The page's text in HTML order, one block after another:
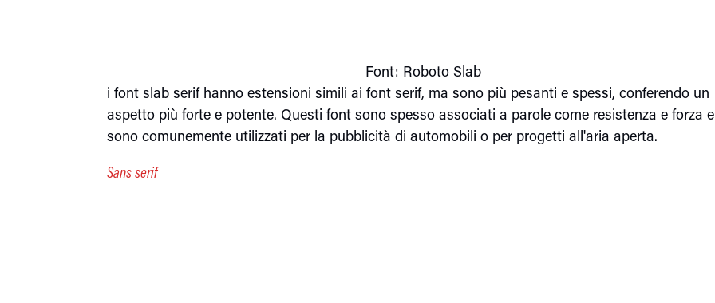
Font: Roboto Slab
i font slab serif hanno estensioni simili ai font serif, ma sono più pesanti e spessi, conferendo un
aspetto più forte e potente. Questi font sono spesso associati a parole come resistenza e forza e
sono comunemente utilizzati per la pubblicità di automobili o per progetti all'aria aperta.
Sans serif